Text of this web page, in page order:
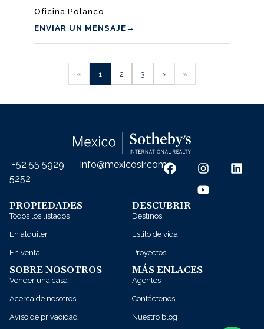
Oficina Polanco
ENVIAR UN MENSAJE→
« 1 2 3 › »
+52 55 5929
5252
info@mexicosir.com
PROPIEDADES
Todos los listados
En alquiler
En venta
DESCUBRIR
Destinos
Estilo de vida
Proyectos
SOBRE NOSOTROS
Vender una casa
Acerca de nosotros
Aviso de privacidad
MÁS ENLACES
Agentes
Contáctenos
Nuestro blog